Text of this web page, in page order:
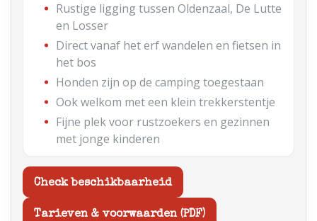
Rustige ligging tussen Oldenzaal, De Lutte
en Losser
Direct vanaf het erf wandelen en fietsen in
het bos
Honden zijn op de camping toegestaan
Ook welkom met een klein trekkerstentje
Fijne plek voor rustzoekers en gezinnen
met jonge kinderen
Check beschikbaarheid
Tarieven & voorwaarden (PDF)